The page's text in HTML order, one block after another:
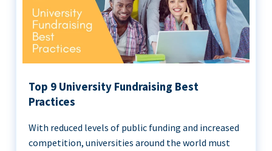
Top 9 University Fundraising Best
Practices
With reduced levels of public funding and increased
competition, universities around the world must